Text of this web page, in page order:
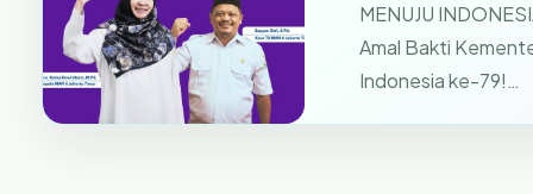
MENUJU
Amal Bakti
Indonesia ke-79!…